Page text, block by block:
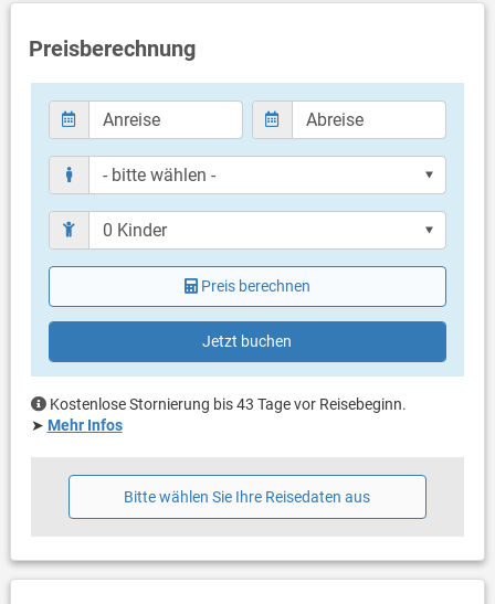
Schlafzimmer mit 2 Einzelbetten
Badezimmer
Bad mit WC, Dusche
Balkon & Terrasse
eigener Balkon
Liegen
Balkongröße: 4 m²
gemeinsame Terrasse
Weitere Informationen
Garten zur Benutzung
Grill vorhanden
Privater Parkplatz auf dem Grundstück
Haustier nicht erlaubt
Handtücher vorhanden
Internet per WLAN
Preisberechnung
Preis berechnen
Jetzt buchen
Kostenlose Stornierung bis 43 Tage vor Reisebeginn.
➤ Mehr Infos
Bitte wählen Sie Ihre Reisedaten aus